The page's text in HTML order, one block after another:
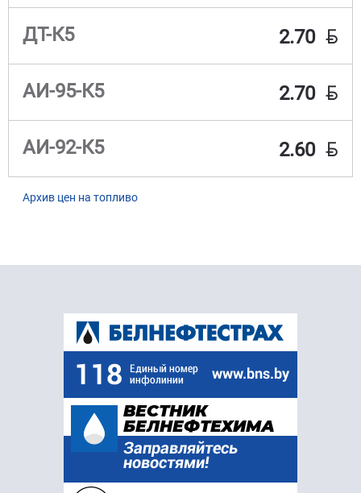
ДТ-К5 2.70 BYN
АИ-95-К5 2.70 BYN
АИ-92-К5 2.60 BYN
Архив цен на топливо